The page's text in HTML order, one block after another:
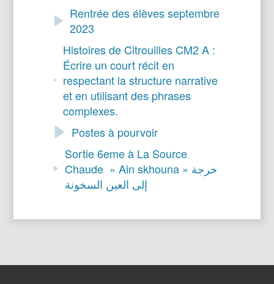
Rentrée des élèves septembre
2023
Histoires de Citrouilles CM2 A :
Écrire un court récit en
respectant la structure narrative
et en utilisant des phrases
complexes.
Postes à pourvoir
Sortie 6eme à La Source
Chaude » Ain skhouna » خرجة
إلى العين السخونة